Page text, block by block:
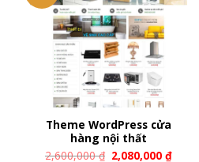
Theme WordPress cửa
hàng nội thất
2,600,000₫ 2,080,000₫